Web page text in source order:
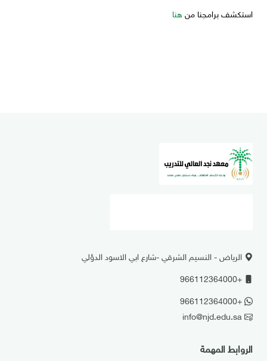
استكشف برامجنا من هنا
الرياض - النسيم الشرقي -شارع ابي الاسود الدؤلي
+966112364000
+966112364000
info@njd.edu.sa
الروابط المهمة